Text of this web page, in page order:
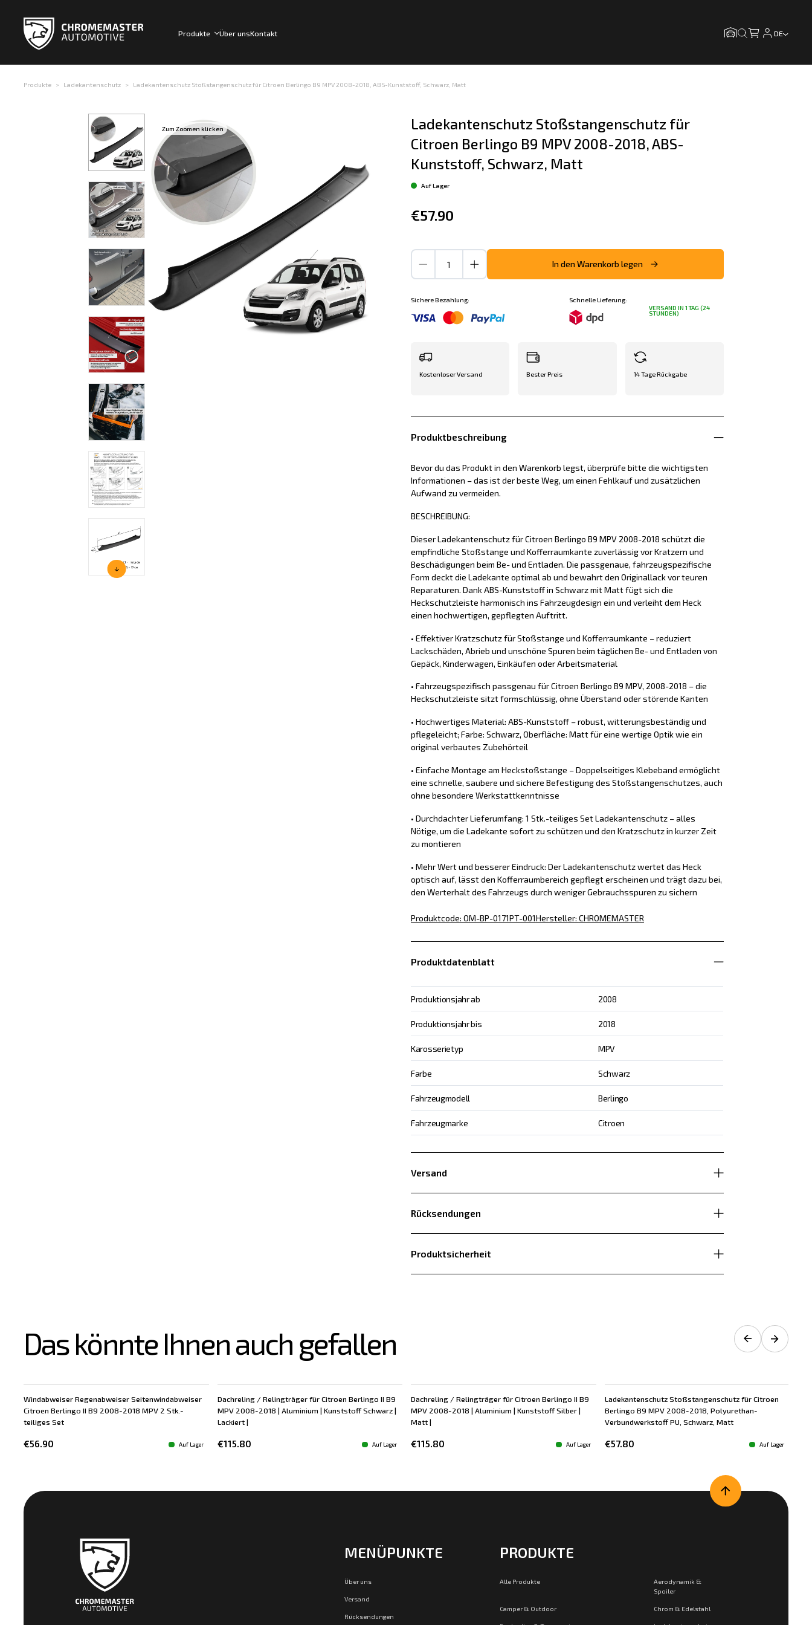
Produkte Über unsKontakt DE
Produkte Ladekantenschutz Ladekantenschutz Stoßstangenschutz für Citroen Berlingo B9 MPV 2008-2018, ABS-Kunststoff, Schwarz, Matt
Zum Zoomen klicken
Ladekantenschutz Stoßstangenschutz für
Citroen Berlingo B9 MPV 2008-2018, ABS-
Kunststoff, Schwarz, Matt
Auf Lager
€57.90
In den Warenkorb legen
Sichere Bezahlung:
Schnelle Lieferung:
VERSAND IN 1 TAG (24
STUNDEN)
Kostenloser Versand Bester Preis 14 Tage Rückgabe
Produktbeschreibung
Bevor du das Produkt in den Warenkorb legst, überprüfe bitte die wichtigsten
Informationen – das ist der beste Weg, um einen Fehlkauf und zusätzlichen
Aufwand zu vermeiden.
BESCHREIBUNG:
Dieser Ladekantenschutz für Citroen Berlingo B9 MPV 2008-2018 schützt die
empfindliche Stoßstange und Kofferraumkante zuverlässig vor Kratzern und
Beschädigungen beim Be- und Entladen. Die passgenaue, fahrzeugspezifische
Form deckt die Ladekante optimal ab und bewahrt den Originallack vor teuren
Reparaturen. Dank ABS-Kunststoff in Schwarz mit Matt fügt sich die
Heckschutzleiste harmonisch ins Fahrzeugdesign ein und verleiht dem Heck
einen hochwertigen, gepflegten Auftritt.
• Effektiver Kratzschutz für Stoßstange und Kofferraumkante – reduziert
Lackschäden, Abrieb und unschöne Spuren beim täglichen Be- und Entladen von
Gepäck, Kinderwagen, Einkäufen oder Arbeitsmaterial
• Fahrzeugspezifisch passgenau für Citroen Berlingo B9 MPV, 2008-2018 – die
Heckschutzleiste sitzt formschlüssig, ohne Überstand oder störende Kanten
• Hochwertiges Material: ABS-Kunststoff – robust, witterungsbeständig und
pflegeleicht; Farbe: Schwarz, Oberfläche: Matt für eine wertige Optik wie ein
original verbautes Zubehörteil
• Einfache Montage am Heckstoßstange – Doppelseitiges Klebeband ermöglicht
eine schnelle, saubere und sichere Befestigung des Stoßstangenschutzes, auch
ohne besondere Werkstattkenntnisse
• Durchdachter Lieferumfang: 1 Stk.-teiliges Set Ladekantenschutz – alles
Nötige, um die Ladekante sofort zu schützen und den Kratzschutz in kurzer Zeit
zu montieren
• Mehr Wert und besserer Eindruck: Der Ladekantenschutz wertet das Heck
optisch auf, lässt den Kofferraumbereich gepflegt erscheinen und trägt dazu bei,
den Werterhalt des Fahrzeugs durch weniger Gebrauchsspuren zu sichern
Produktcode: OM-BP-0171PT-001Hersteller: CHROMEMASTER
Produktdatenblatt
Produktionsjahr ab 2008
Produktionsjahr bis 2018
Karosserietyp MPV
Farbe Schwarz
Fahrzeugmodell Berlingo
Fahrzeugmarke Citroen
Versand
Rücksendungen
Produktsicherheit
Das könnte Ihnen auch gefallen
Windabweiser Regenabweiser Seitenwindabweiser
Citroen Berlingo II B9 2008-2018 MPV 2 Stk.-
teiliges Set
€56.90 Auf Lager
Dachreling / Relingträger für Citroen Berlingo II B9
MPV 2008-2018 | Aluminium | Kunststoff Schwarz |
Lackiert |
€115.80 Auf Lager
Dachreling / Relingträger für Citroen Berlingo II B9
MPV 2008-2018 | Aluminium | Kunststoff Silber |
Matt |
€115.80 Auf Lager
Ladekantenschutz Stoßstangenschutz für Citroen
Berlingo B9 MPV 2008-2018, Polyurethan-
Verbundwerkstoff PU, Schwarz, Matt
€57.80 Auf Lager
MENÜPUNKTE
Über uns
Versand
Rücksendungen
PRODUKTE
Alle Produkte
Aerodynamik &
Spoiler
Camper & Outdoor Chrom & Edelstahl